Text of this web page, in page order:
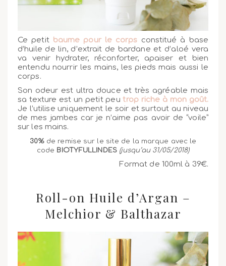
Ce petit baume pour le corps constitué à base
d’huile de lin, d’extrait de bardane et d’aloé vera
va venir hydrater, réconforter, apaiser et bien
entendu nourrir les mains, les pieds mais aussi le
corps.
Son odeur est ultra douce et très agréable mais
sa texture est un petit peutrop riche à mon goût.
Je l’utilise uniquement le soir et surtout au niveau
de mes jambes car je n’aime pas avoir de “voile”
sur les mains.
30% de remise sur le site de la marque avec le
code BIOTYFULLINDES (jusqu’au 31/05/2018)
Format de 100ml à 39€.
Roll-on Huile d’Argan –
Melchior & Balthazar